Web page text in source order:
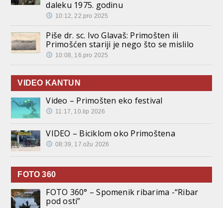
daleku 1975. godinu
10:12, 22.pro 2025
Piše dr. sc. Ivo Glavaš: Primošten ili
Primošćen stariji je nego što se mislilo
10:08, 16.pro 2025
VIDEO KANTUN
Video – Primošten eko festival
11:17, 10.lip 2026
VIDEO – Biciklom oko Primoštena
08:39, 17.ožu 2026
FOTO 360
FOTO 360° – Spomenik ribarima -“Ribar
pod osti”